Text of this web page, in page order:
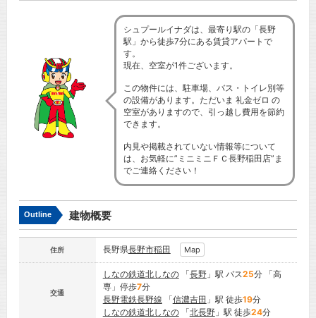
シュプールイナダは、最寄り駅の「長野
駅」から徒歩7分にある賃貸アパートで
す。
現在、空室が1件ございます。
この物件には、駐車場、バス・トイレ別等
の設備があります。ただいま 礼金ゼロ の
空室がありますので、引っ越し費用を節約
できます。
内見や掲載されていない情報等について
は、お気軽に”ミニミニＦＣ長野稲田店”ま
でご連絡ください！
Outline 建物概要
住所 長野県長野市稲田 Map
交通
しなの鉄道北しなの「長野」駅 バス25分 「高
専」停歩7分
長野電鉄長野線 「信濃吉田 」駅 徒歩19分
しなの鉄道北しなの「北長野」駅 徒歩24分